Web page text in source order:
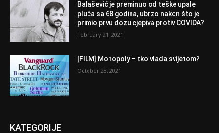
Balašević je preminuo od teške upale
pluća sa 68 godina, ubrzo nakon što je
primio prvu dozu cjepiva protiv COVIDA?
February 21, 2021
[FILM] Monopoly – tko vlada svijetom?
October 28, 2021
KATEGORIJE